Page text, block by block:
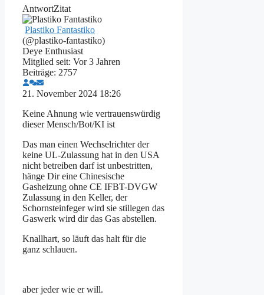
AntwortZitat
Plastiko Fantastiko
(@plastiko-fantastiko)
Deye Enthusiast
Mitglied seit: Vor 3 Jahren
Beiträge: 2757
21. November 2024 18:26
Keine Ahnung wie vertrauenswürdig
dieser Mensch/Bot/KI ist
Das man einen Wechselrichter der
keine UL-Zulassung hat in den USA
nicht betreiben darf ist unbestritten,
hänge Dir eine Chinesische
Gasheizung ohne CE IFBT-DVGW
Zulassung in den Keller, der
Schornsteinfeger wird sie stillegen das
Gaswerk wird dir das Gas abstellen.
Knallhart, so läuft das halt für die
ganz schlauen.
aber jeder wie er will.